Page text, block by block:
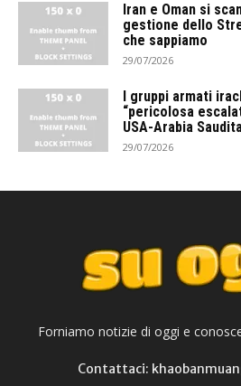
Iran e Oman si
gestione dello
che sappiamo
29/07/2026
I gruppi armati
“pericolosa
USA-Arabia
29/07/2026
Forniamo notizie di oggi e
Contattaci: